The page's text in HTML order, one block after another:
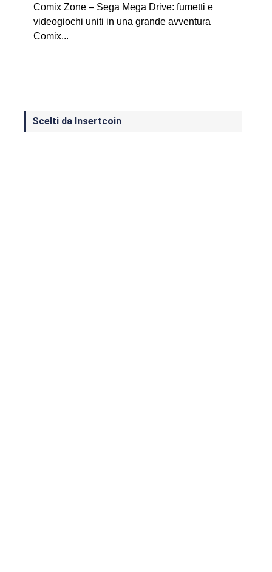
Comix Zone – Sega Mega Drive: fumetti e
videogiochi uniti in una grande avventura
Comix...
Scelti da Insertcoin